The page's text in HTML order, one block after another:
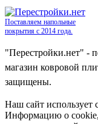
Поставляем напольные
покрытия с 2014 года.
"Перестройки.нет" -
магазин ковровой
защищены.
Наш сайт использует
Информацию о cookie,